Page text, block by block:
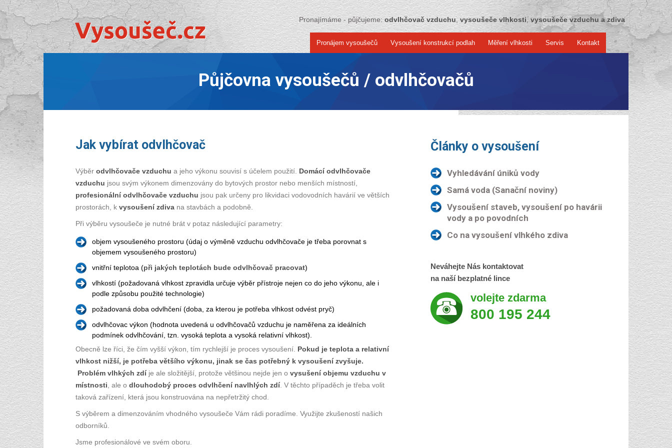
Pronajímáme - půjčujeme:odvlhčovač vzduchu,vysoušeče vlhkosti, vysoušeče vzduchu a zdiva
Pronájem vysoušečů Vysoušení konstrukcí podlah Měření vlhkosti Servis Kontakt
Půjčovna vysoušečů / odvlhčovačů
Jak vybírat odvlhčovač
Výběr odvlhčovače vzduchu a jeho výkonu souvisí s účelem použití. Domácí odvlhčovače
vzduchu jsou svým výkonem dimenzovány do bytových prostor nebo menších místností,
profesionální odvlhčovače vzduchu jsou pak určeny pro likvidaci vodovodních havárií ve větších
prostorách, k vysoušení zdiva na stavbách a podobně.
Při výběru vysoušeče je nutné brát v potaz následující parametry:
objem vysoušeného prostoru (údaj o výměně vzduchu odvlhčovače je třeba porovnat s
objemem vysoušeného prostoru)
vnitřní teplotoa (při jakých teplotách bude odvlhčovač pracovat)
vlhkostí (požadovaná vlhkost zpravidla určuje výběr přístroje nejen co do jeho výkonu, ale i
podle způsobu použité technologie)
požadovaná doba odvlhčení (doba, za kterou je potřeba vlhkost odvést pryč)
odvlhčovac výkon (hodnota uvedená u odvlhčovačů vzduchu je naměřena za ideálních
podmínek odvlhčování, tzn. vysoká teplota a vysoká relativní vlhkost).
Obecně lze říci, že čím vyšší výkon, tím rychlejší je proces vysoušení. Pokud je teplota a relativní
vlhkost nižší, je potřeba většího výkonu, jinak se čas potřebný k vysoušení zvyšuje.
Problém vlhkých zdíje ale složitější, protože většinou nejde jen o vysušení objemu vzduchu v
místnosti , ale o dlouhodobý proces odvlhčení navlhlých zdí. V těchto případěch je třeba volit
taková zařízení, která jsou konstruována na nepřetržitý chod.
S výběrem a dimenzováním vhodného vysoušeče Vám rádi poradíme. Využijte zkušeností našich
odborníků.
Jsme profesionálové ve svém oboru.
Články o vysoušení
Vyhledávání úniků vody
Samá voda (Sanační noviny)
Vysoušení staveb, vysoušení po havárii
vody a po povodních
Co na vysoušení vlhkého zdiva
Neváhejte Nás kontaktovat
na naší bezplatné lince
volejte zdarma
800 195 244